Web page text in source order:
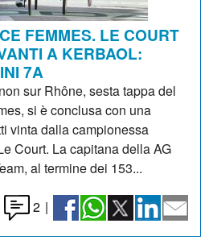
FEMMES. LE COURT
A KERBAOL:
7A
sur Rhône, sesta tappa del
si è conclusa con una
vinta dalla campionessa
Court. La capitana della AG
al termine dei 153...
2 |